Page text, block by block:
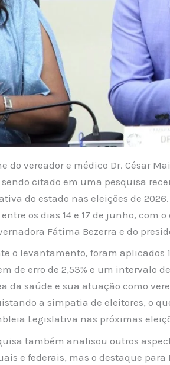
do vereador e médico Dr. César
sendo citado em uma pesquisa
do estado nas eleições de
entre os dias 14 e 17 de junho,
Fátima Bezerra e do
o levantamento, foram aplicados
de erro de 2,53% e um intervalo
da saúde e sua atuação como
a simpatia de eleitores, o
Legislativa nas próximas
também analisou outros
e federais, mas o destaque